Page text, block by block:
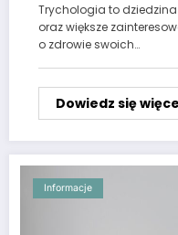
Trychologia to
oraz większe
o zdrowie swoich…
Dowiedz się
Informacje